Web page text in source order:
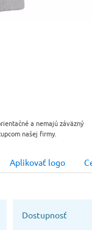
a nemajú záväzný
našej firmy.
Aplikovať logo
Dostupnosť